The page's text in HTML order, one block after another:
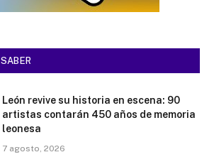
SABER
León revive su historia en escena: 90
artistas contarán 450 años de memoria
leonesa
7 agosto, 2026